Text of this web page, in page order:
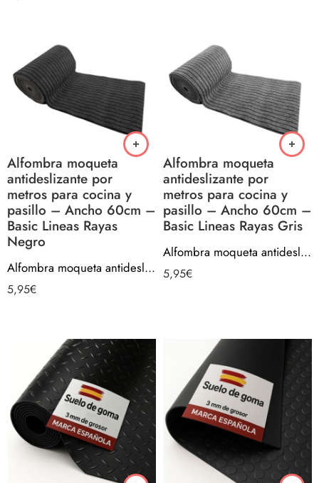
Alfombra moqueta
antideslizante por
metros para cocina y
pasillo – Ancho 60cm –
Basic Lineas Rayas
Negro
Alfombra moqueta antideslizante por metros para cocina y pasillo – Ancho 60cm – Basic Lineas Rayas Negro
5,95€
Alfombra moqueta
antideslizante por
metros para cocina y
pasillo – Ancho 60cm –
Basic Lineas Rayas Gris
Alfombra moqueta antideslizante por metros para cocina y pasillo – Ancho 60cm – Basic Lineas Rayas Gris
5,95€